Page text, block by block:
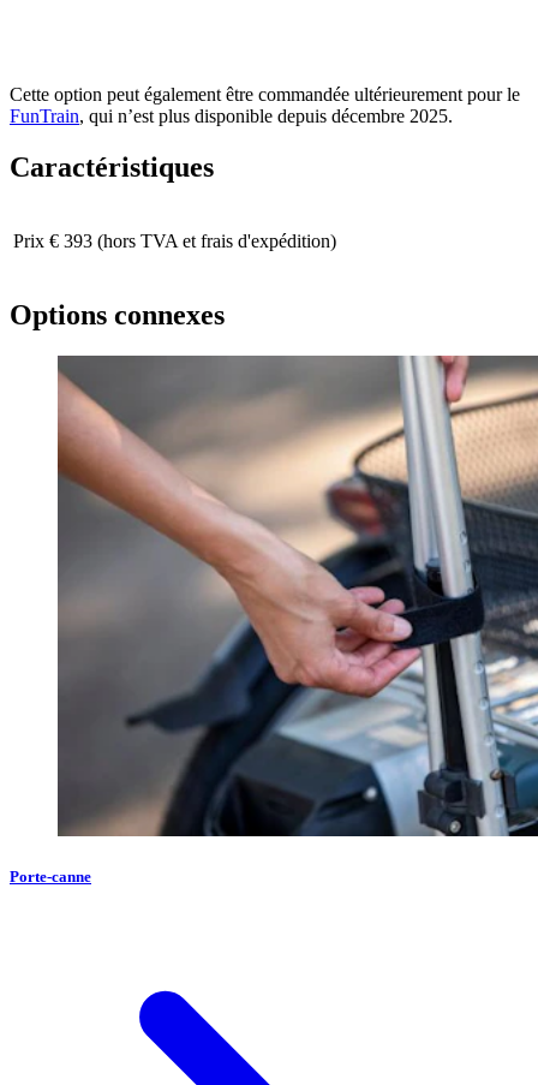
Cette option peut également être commandée ultérieurement pour le
FunTrain, qui n’est plus disponible depuis décembre 2025.
Caractéristiques
Prix € 393 (hors TVA et frais d'expédition)
Options connexes
Porte-canne